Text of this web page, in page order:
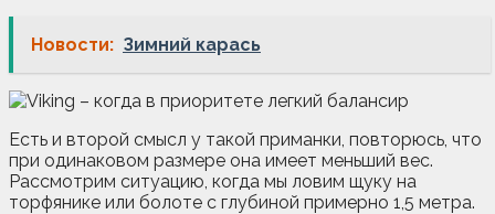
Новости: Зимний карась
Есть и второй смысл у такой приманки, повторюсь, что
при одинаковом размере она имеет меньший вес.
Рассмотрим ситуацию, когда мы ловим щуку на
торфянике или болоте с глубиной примерно 1,5 метра.